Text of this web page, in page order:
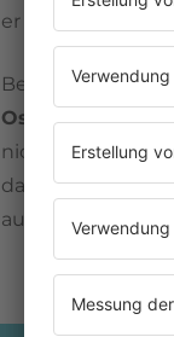
er keine
Bei "Blue Eyes"
Osborne(Bernie
nicht den Text)
dass
Elton John
aus dem Jahr